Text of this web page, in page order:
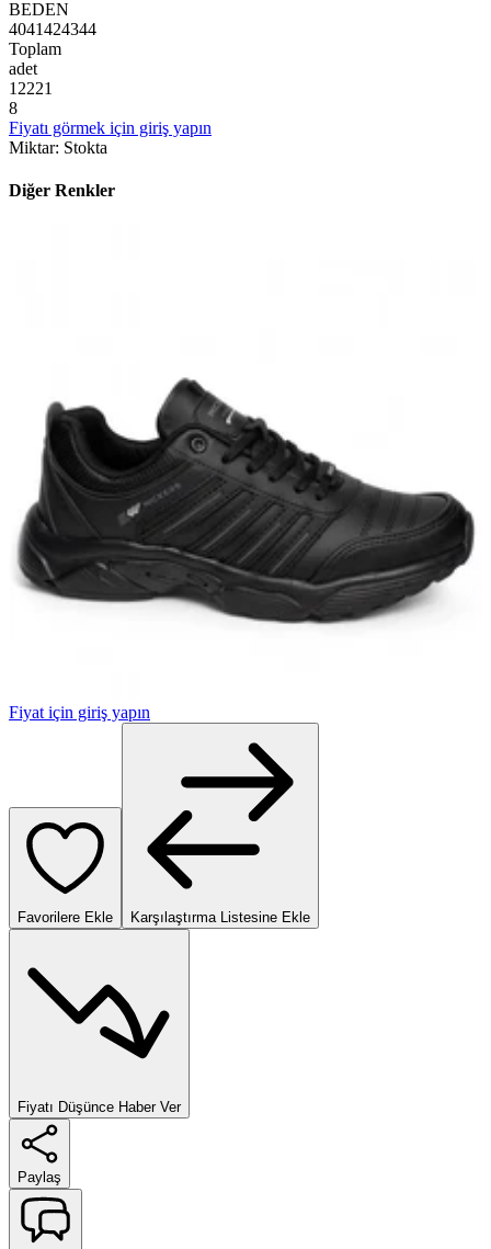
BEDEN
4041424344
Toplam
adet
1 2221
8
Fiyatı görmek için giriş yapın
Miktar: Stokta
Diğer Renkler
Fiyat için giriş yapın
Favorilere Ekle Karşılaştırma Listesine Ekle
Fiyatı Düşünce Haber Ver
Paylaş